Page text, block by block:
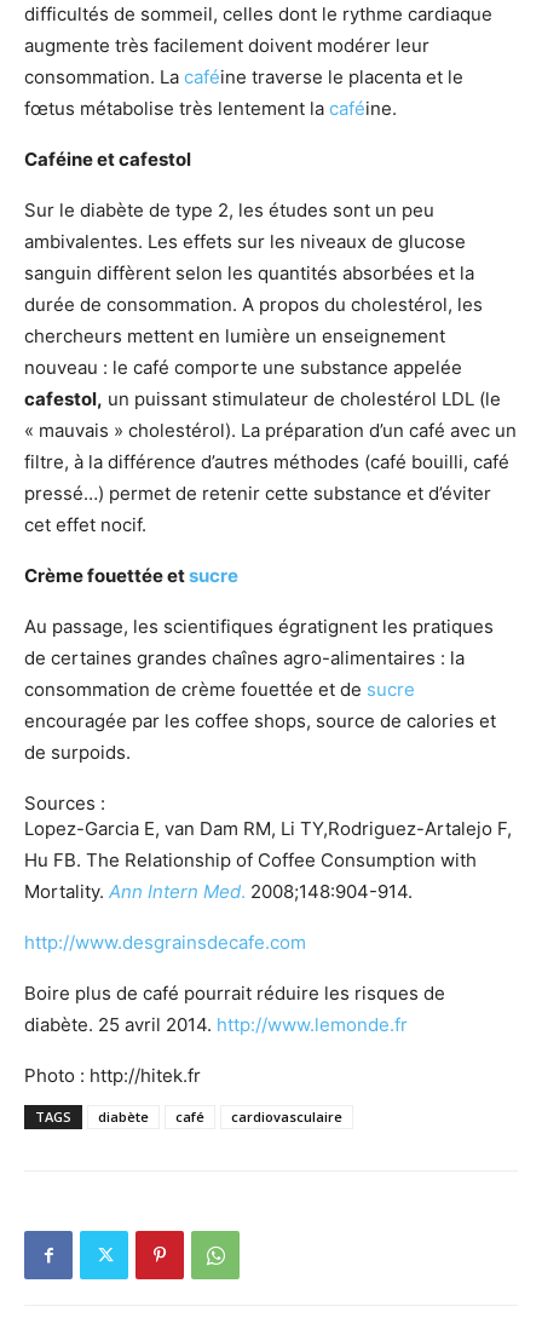
difficultés de sommeil, celles dont le rythme cardiaque
augmente très facilement doivent modérer leur
consommation. La caféine traverse le placenta et le
fœtus métabolise très lentement la caféine.
Caféine et cafestol
Sur le diabète de type 2, les études sont un peu
ambivalentes. Les effets sur les niveaux de glucose
sanguin diffèrent selon les quantités absorbées et la
durée de consommation. A propos du cholestérol, les
chercheurs mettent en lumière un enseignement
nouveau : le café comporte une substance appelée
cafestol, un puissant stimulateur de cholestérol LDL (le
« mauvais » cholestérol). La préparation d’un café avec un
filtre, à la différence d’autres méthodes (café bouilli, café
pressé…) permet de retenir cette substance et d’éviter
cet effet nocif.
Crème fouettée etsucre
Au passage, les scientifiques égratignent les pratiques
de certaines grandes chaînes agro-alimentaires : la
consommation de crème fouettée et de sucre
encouragée par les coffee shops, source de calories et
de surpoids.
Sources :
Lopez-Garcia E, van Dam RM, Li TY,Rodriguez-Artalejo F,
Hu FB. The Relationship of Coffee Consumption with
Mortality. Ann Intern Med. 2008;148:904-914.
http://www.desgrainsdecafe.com
Boire plus de café pourrait réduire les risques de
diabète. 25 avril 2014. http://www.lemonde.fr
Photo : http://hitek.fr
TAGS diabète café cardiovasculaire